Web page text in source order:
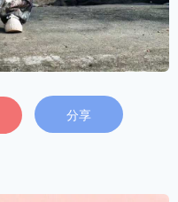
分享